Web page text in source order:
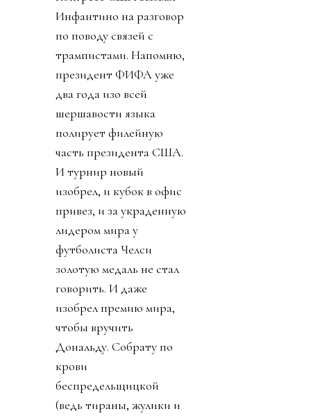
Инфантино на разговор
по поводу связей с
трампистами. Напомню,
президент ФИФА уже
два года изо всей
шершавости языка
полирует филейную
часть президента США.
И турнир новый
изобрел, и кубок в офис
привез, и за украденную
лидером мира у
футболиста Челси
золотую медаль не стал
говорить. И даже
изобрел премию мира,
чтобы вручить
Дональду. Собрату по
крови
беспредельщицкой
(ведь тираны, жулики и